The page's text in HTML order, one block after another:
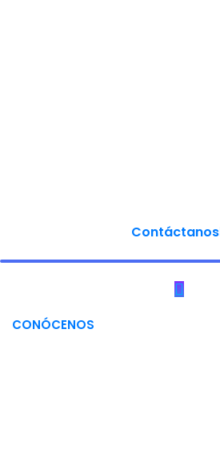
Contáctanos
CONÓCENOS